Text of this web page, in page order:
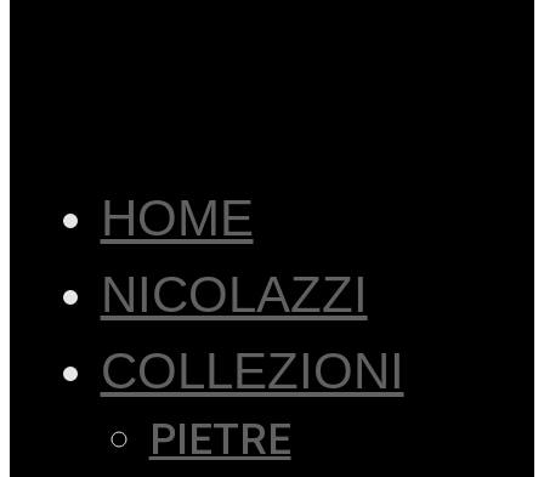
HOME
NICOLAZZI
COLLEZIONI
PIETRE